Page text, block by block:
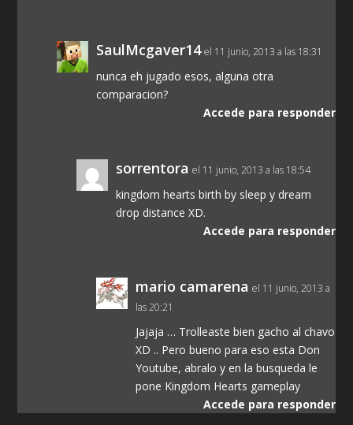
SaulMcgaver14 el 11 junio, 2013 a las 18:31
nunca eh jugado esos, alguna otra
comparacion?
Accede para responder
sorrentora el 11 junio, 2013 a las 18:54
kingdom hearts birth by sleep y dream
drop distance XD.
Accede para responder
mario camarena el 11 junio, 2013 a
las 20:21
Jajaja … Trolleaste bien gacho al chavo
XD .. Pero bueno para eso esta Don
Youtube, abralo y en la busqueda le
pone Kingdom Hearts gameplay
Accede para responder